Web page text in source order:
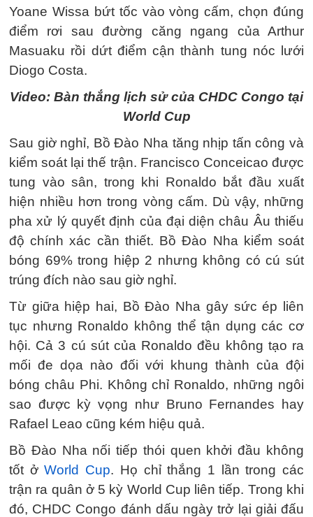
Yoane Wissa bứt tốc vào vòng cấm, chọn đúng
điểm rơi sau đường căng ngang của Arthur
Masuaku rồi dứt điểm cận thành tung nóc lưới
Diogo Costa.
Video: Bàn thắng lịch sử của CHDC Congo tại
World Cup
Sau giờ nghỉ, Bồ Đào Nha tăng nhịp tấn công và
kiểm soát lại thế trận. Francisco Conceicao được
tung vào sân, trong khi Ronaldo bắt đầu xuất
hiện nhiều hơn trong vòng cấm. Dù vậy, những
pha xử lý quyết định của đại diện châu Âu thiếu
độ chính xác cần thiết. Bồ Đào Nha kiểm soát
bóng 69% trong hiệp 2 nhưng không có cú sút
trúng đích nào sau giờ nghỉ.
Từ giữa hiệp hai, Bồ Đào Nha gây sức ép liên
tục nhưng Ronaldo không thể tận dụng các cơ
hội. Cả 3 cú sút của Ronaldo đều không tạo ra
mối đe dọa nào đối với khung thành của đội
bóng châu Phi. Không chỉ Ronaldo, những ngôi
sao được kỳ vọng như Bruno Fernandes hay
Rafael Leao cũng kém hiệu quả.
Bồ Đào Nha nối tiếp thói quen khởi đầu không
tốt ởWorld Cup. Họ chỉ thắng 1 lần trong các
trận ra quân ở 5 kỳ World Cup liên tiếp. Trong khi
đó, CHDC Congo đánh dấu ngày trở lại giải đấu